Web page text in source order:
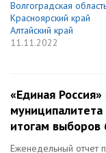
Волгоградская
Красноярский край
Алтайский край
11.11.2022
«Единая
итогам выборов
Еженедельный отчет